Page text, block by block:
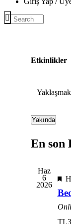
Etkinlikler
Yakında
En
Haz
6
2026